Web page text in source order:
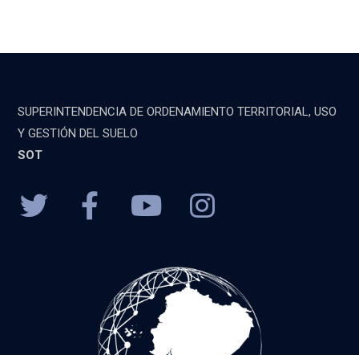
SUPERINTENDENCIA DE ORDENAMIENTO TERRITORIAL, USO
Y GESTIÓN DEL SUELO
SOT